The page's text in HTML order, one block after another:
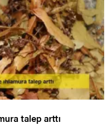
talep arttı